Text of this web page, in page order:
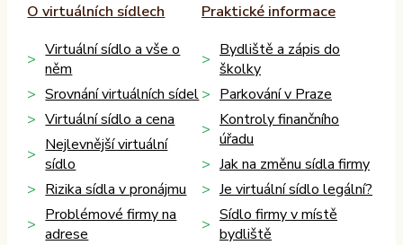
O virtuálních sídlech
Virtuální sídlo a vše o
něm
Srovnání virtuálních sídel
Virtuální sídlo a cena
Nejlevnější virtuální
sídlo
Rizika sídla v pronájmu
Problémové firmy na
adrese
Praktické informace
Bydliště a zápis do
školky
Parkování v Praze
Kontroly finančního
úřadu
Jak na změnu sídla firmy
Je virtuální sídlo legální?
Sídlo firmy v místě
bydliště